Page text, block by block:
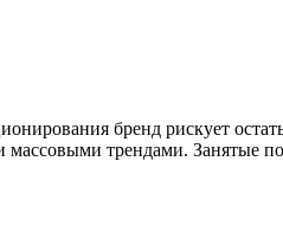
бренд рискует
трендами.